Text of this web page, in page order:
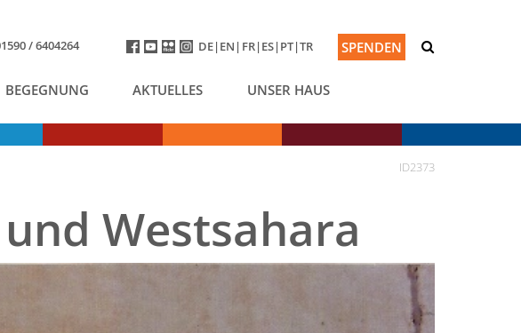
/ 6404264 SPENDEN
DE EN FR ES PT TR
BEGEGNUNG AKTUELLES UNSER HAUS
ID2373
Westsahara